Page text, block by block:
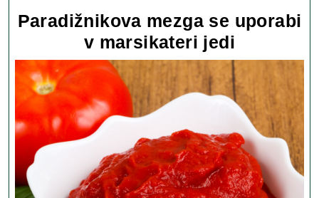
Paradižnikova mezga se uporabi
v marsikateri jedi
mezga
se
uporabi
v
jedi